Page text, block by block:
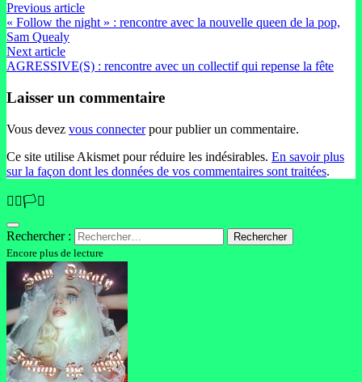
Previous article
« Follow the night » : rencontre avec la nouvelle queen de la pop,
Sam Quealy
Next article
AGRESSIVE(S) : rencontre avec un collectif qui repense la fête
Laisser un commentaire
Vous devez vous connecterpour publier un commentaire.
Ce site utilise Akismet pour réduire les indésirables. En savoir plus
sur la façon dont les données de vos commentaires sont traitées.
🏳️‍🌈🏳️‍⚧️
Rechercher :
Encore plus de lecture